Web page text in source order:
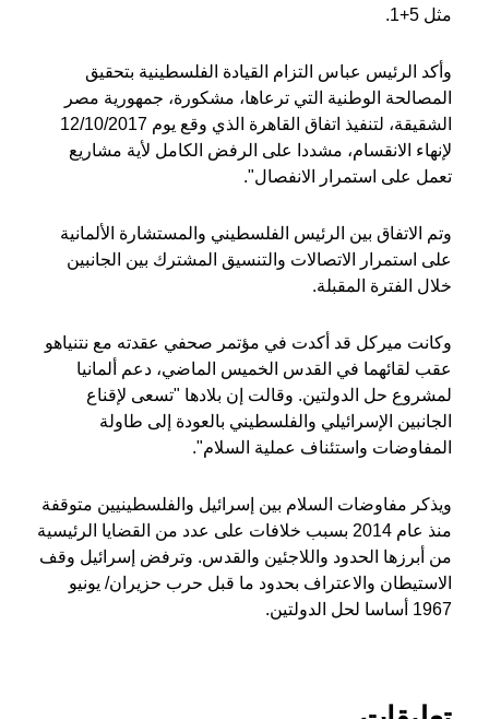
مثل 5+1.
وأكد الرئيس عباس التزام القيادة الفلسطينية بتحقيق
المصالحة الوطنية التي ترعاها، مشكورة، جمهورية مصر
الشقيقة، لتنفيذ اتفاق القاهرة الذي وقع يوم 12/10/2017
لإنهاء الانقسام، مشددا على الرفض الكامل لأية مشاريع
تعمل على استمرار الانفصال".
وتم الاتفاق بين الرئيس الفلسطيني والمستشارة الألمانية
على استمرار الاتصالات والتنسيق المشترك بين الجانبين
خلال الفترة المقبلة.
وكانت ميركل قد أكدت في مؤتمر صحفي عقدته مع نتنياهو
عقب لقائهما في القدس الخميس الماضي، دعم ألمانيا
لمشروع حل الدولتين. وقالت إن بلادها "تسعى لإقناع
الجانبين الإسرائيلي والفلسطيني بالعودة إلى طاولة
المفاوضات واستئناف عملية السلام".
ويذكر مفاوضات السلام بين إسرائيل والفلسطينيين متوقفة
منذ عام 2014 بسبب خلافات على عدد من القضايا الرئيسية
من أبرزها الحدود واللاجئين والقدس. وترفض إسرائيل وقف
الاستيطان والاعتراف بحدود ما قبل حرب حزيران/ يونيو
1967 أساسا لحل الدولتين.